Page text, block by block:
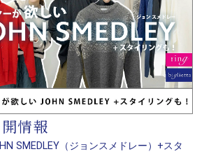
情報
SMEDLEY（ジョンスメドレー）+スタ